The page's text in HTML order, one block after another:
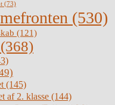
(73)
(530)
(121)
(368)
(145)
af 2. klasse (144)